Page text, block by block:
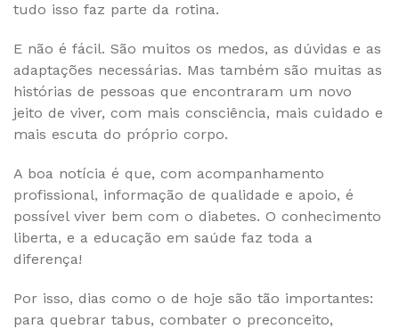
tudo isso faz parte da rotina.
E não é fácil. São muitos os medos, as dúvidas e as
adaptações necessárias. Mas também são muitas as
histórias de pessoas que encontraram um novo
jeito de viver, com mais consciência, mais cuidado e
mais escuta do próprio corpo.
A boa notícia é que, com acompanhamento
profissional, informação de qualidade e apoio, é
possível viver bem com o diabetes. O conhecimento
liberta, e a educação em saúde faz toda a
diferença!
Por isso, dias como o de hoje são tão importantes:
para quebrar tabus, combater o preconceito,